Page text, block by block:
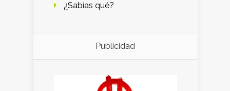
¿Sabías qué?
Publicidad